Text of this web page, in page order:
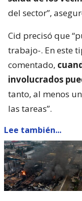
del sector”,
Cid precisó que
trabajo-. En este
comentado,
involucrados
tanto, al menos
las tareas”.
Lee también...